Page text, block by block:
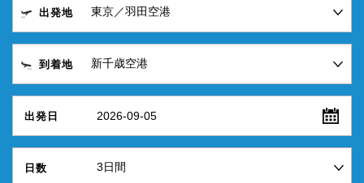
出発地
到着地
出発日 2026-09-05
日数